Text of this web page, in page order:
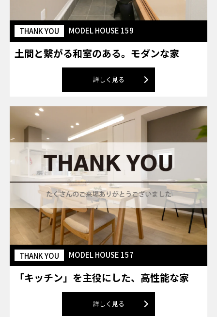
THANK YOU MODEL HOUSE 159
土間と繋がる和室のある。モダンな家
詳しく見る
THANK YOU MODEL HOUSE 157
「キッチン」を主役にした、高性能な家
詳しく見る